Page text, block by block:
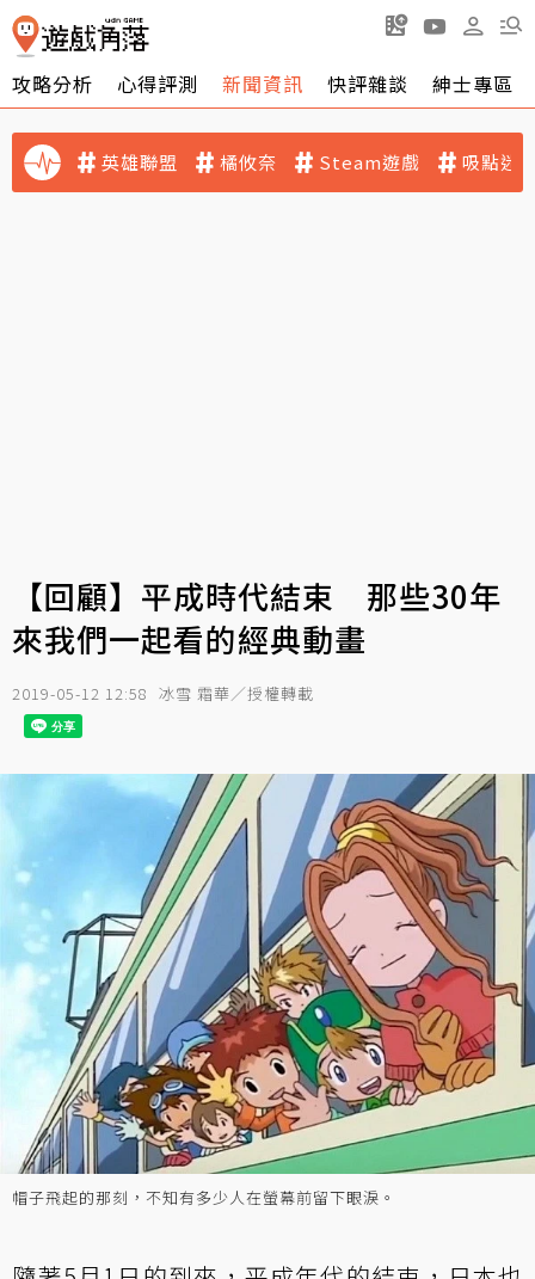
攻略分析 心得評測 新聞資訊 快評雜談 紳士專區
英雄聯盟 橘攸奈 Steam遊戲 吸點迷
【回顧】平成時代結束 那些30年
來我們一起看的經典動畫
2019-05-12 12:58 冰雪 霜華／授權轉載
帽子飛起的那刻，不知有多少人在螢幕前留下眼淚。